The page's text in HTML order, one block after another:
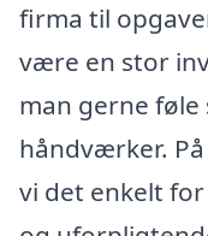
firma til
være en stor
man gerne føle
håndværker.
vi det enkelt